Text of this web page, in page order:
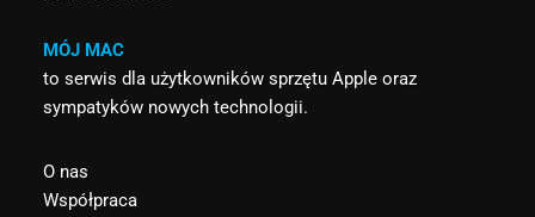
MÓJ MAC
to serwis dla użytkowników sprzętu Apple oraz
sympatyków nowych technologii.
O nas
Współpraca